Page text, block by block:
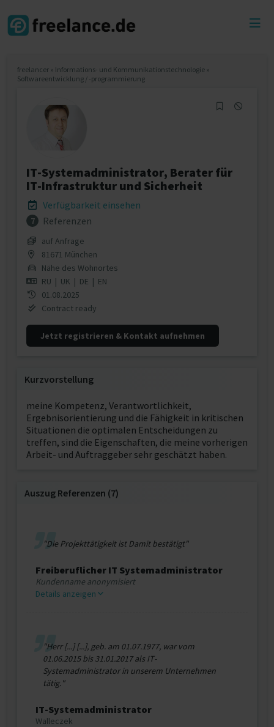
freelancer » Informations- und Kommunikationstechnologie »
Softwareentwicklung / -programmierung
IT-Systemadministrator, Berater für
IT-Infrastruktur und Sicherheit
Verfügbarkeit einsehen
7 Referenzen
auf Anfrage
81671 München
Nähe des Wohnortes
RU | UK | DE | EN
01.08.2025
Contract ready
Jetzt registrieren & Kontakt aufnehmen
Kurzvorstellung
meine Kompetenz, Verantwortlichkeit,
Ergebnisorientierung und die Fähigkeit in kritischen
Situationen die optimalen Entscheidungen zu
treffen, sind die Eigenschaften, die meine vorherigen
Arbeit- und Auftraggeber sehr geschätzt haben.
Auszug Referenzen (7)
"Die Projekttätigkeit ist Damit bestätigt"
Freiberuflicher IT Systemadministrator
Kundenname anonymisiert
Details anzeigen
"Неrr [...] [...], geb. am 01.07.1977, war vom
01.06.2015 bis 31.01.2017 als IT-
Systemadministrator in unserem Unternehmen
tätig."
IT-Systemadministrator
Walleczek